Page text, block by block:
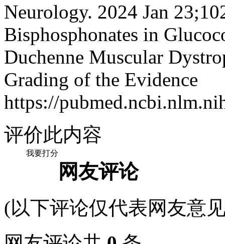
Neurology. 2024 Jan
Bisphosphonates in
Duchenne Muscular
Grading of the Evidence
https://
评价此内容
我要打分
网友评论
(以下评论仅代表网友意